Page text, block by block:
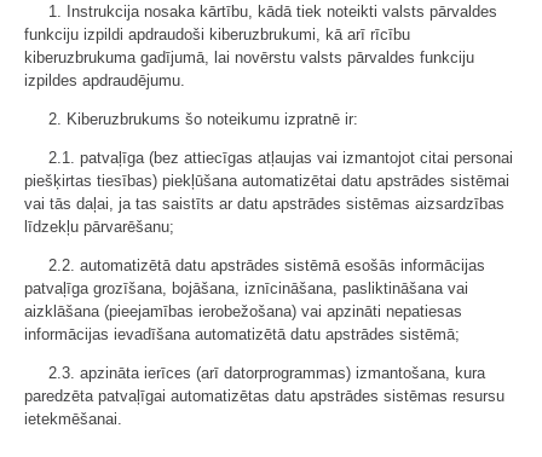
1. Instrukcija nosaka kārtību, kādā tiek noteikti valsts pārvaldes
funkciju izpildi apdraudoši kiberuzbrukumi, kā arī rīcību
kiberuzbrukuma gadījumā, lai novērstu valsts pārvaldes funkciju
izpildes apdraudējumu.
2. Kiberuzbrukums šo noteikumu izpratnē ir:
2.1. patvaļīga (bez attiecīgas atļaujas vai izmantojot citai personai
piešķirtas tiesības) piekļūšana automatizētai datu apstrādes sistēmai
vai tās daļai, ja tas saistīts ar datu apstrādes sistēmas aizsardzības
līdzekļu pārvarēšanu;
2.2. automatizētā datu apstrādes sistēmā esošās informācijas
patvaļīga grozīšana, bojāšana, iznīcināšana, pasliktināšana vai
aizklāšana (pieejamības ierobežošana) vai apzināti nepatiesas
informācijas ievadīšana automatizētā datu apstrādes sistēmā;
2.3. apzināta ierīces (arī datorprogrammas) izmantošana, kura
paredzēta patvaļīgai automatizētas datu apstrādes sistēmas resursu
ietekmēšanai.